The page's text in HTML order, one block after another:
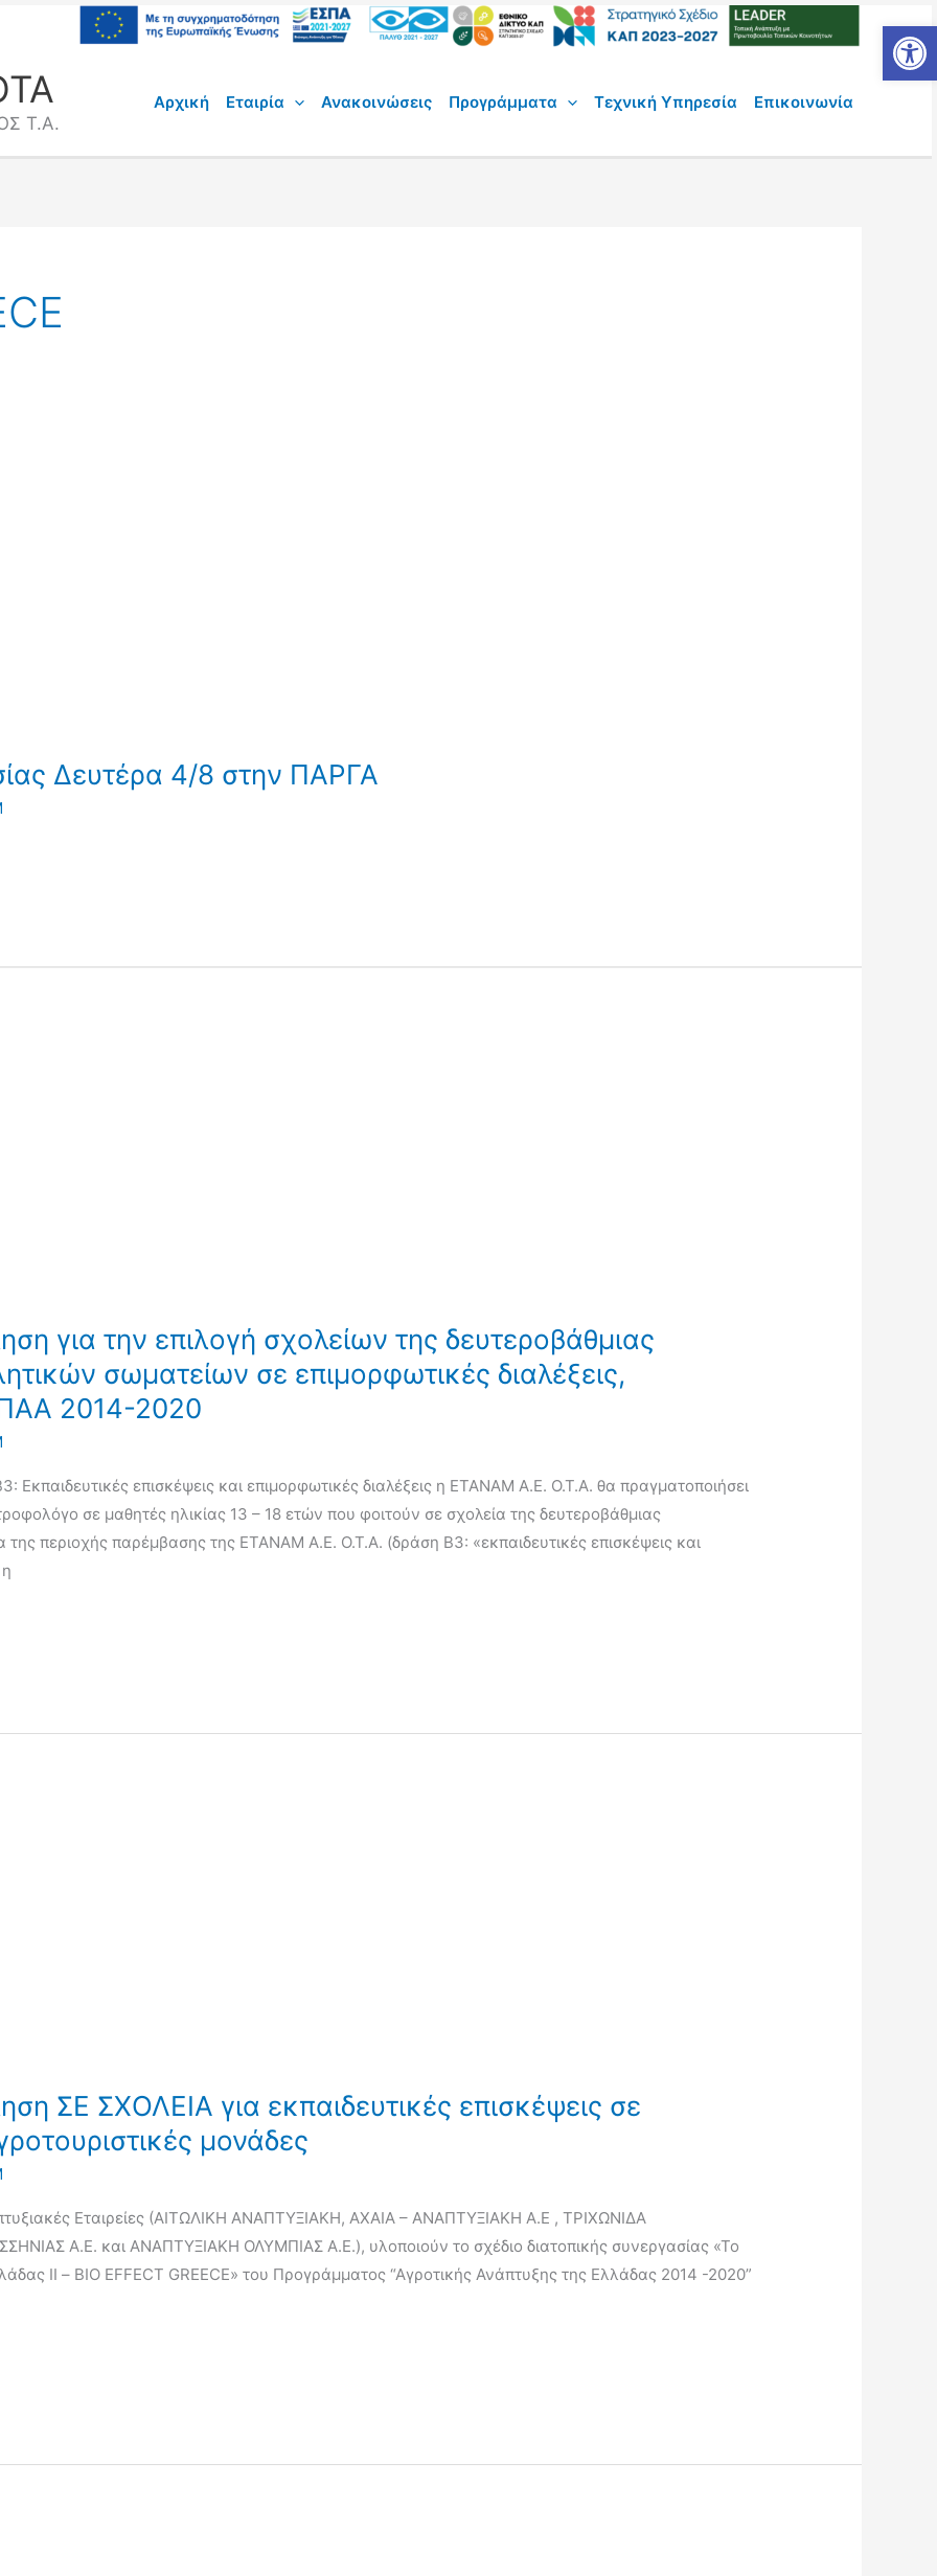
Τ.Α.
Αρχική Εταιρία Ανακοινώσεις Προγράμματα Τεχνική Υπηρεσία Επικοινωνία
Δευτέρα 4/8 στην ΠΑΡΓΑ
για την επιλογή σχολείων της δευτεροβάθμιας
σωματείων σε επιμορφωτικές διαλέξεις,
ΠΑΑ 2014-2020
Εκπαιδευτικές επισκέψεις και επιμορφωτικές διαλέξεις η ETANAM Α.Ε. Ο.Τ.Α. θα πραγματοποιήσει
σε μαθητές ηλικίας 13 – 18 ετών που φοιτούν σε σχολεία της δευτεροβάθμιας
της περιοχής παρέμβασης της ETANAM Α.Ε. Ο.Τ.Α. (δράση Β3: «εκπαιδευτικές επισκέψεις και
ΣΕ ΣΧΟΛΕΙΑ για εκπαιδευτικές επισκέψεις σε
μονάδες
Εταιρείες (ΑΙΤΩΛΙΚΗ ΑΝΑΠΤΥΞΙΑΚΗ, ΑΧΑΙΑ – ΑΝΑΠΤΥΞΙΑΚΗ Α.Ε , ΤΡΙΧΩΝΙΔΑ
Α.Ε. και ΑΝΑΠΤΥΞΙΑΚΗ ΟΛΥΜΠΙΑΣ Α.Ε.), υλοποιούν το σχέδιο διατοπικής συνεργασίας «Το
ΙΙ – BIO EFFECT GREECE» του Προγράμματος “Αγροτικής Ανάπτυξης της Ελλάδας 2014 -2020”